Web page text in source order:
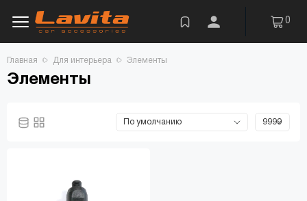
0
Главная Для интерьера Элементы
Элементы